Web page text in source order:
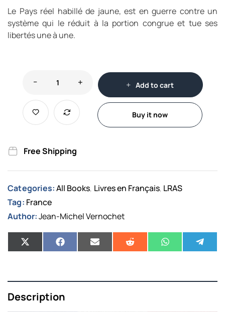
Le Pays réel habillé de jaune, est en guerre contre un
système qui le réduit à la portion congrue et tue ses
libertés une à une.
Add to cart
Buy it now
Free Shipping
Categories: All Books, Livres en Français, LRAS
Tag: France
Author:Jean-Michel Vernochet
Description